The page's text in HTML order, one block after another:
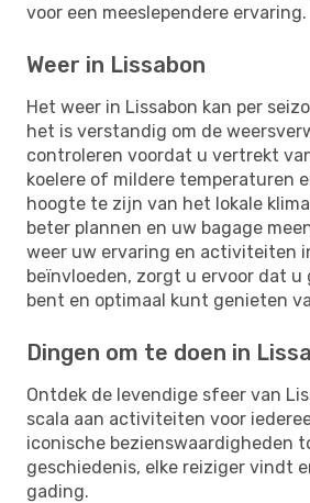
voor een meeslependere ervaring.
Weer in Lissabon
Het weer in Lissabon kan per
het is verstandig om de
controleren voordat u vertrekt
koelere of mildere temperaturen
hoogte te zijn van het lokale
beter plannen en uw bagage
weer uw ervaring en activiteiten
beïnvloeden, zorgt u ervoor dat u
bent en optimaal kunt genieten
Dingen om te doen in
Ontdek de levendige sfeer van
scala aan activiteiten voor
iconische bezienswaardigheden
geschiedenis, elke reiziger vindt
gading.